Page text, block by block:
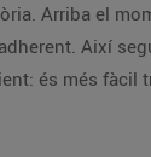
Arriba el
Així
és més fàcil